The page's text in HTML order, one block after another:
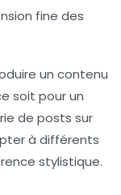
fine des
un contenu
soit pour un
de posts sur
à différents
stylistique.